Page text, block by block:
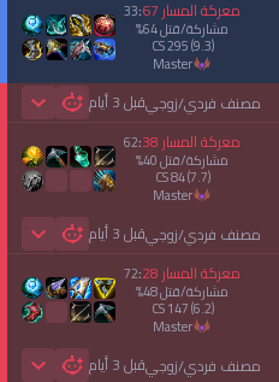
معركة المسار67
:
33
مشاركة/قتل64
%
CS295(9.3)
master
مصنف فردي/زوجيقبل 3 أيام
معركة المسار38
:
62
مشاركة/قتل40
%
CS84(7.7)
master
مصنف فردي/زوجيقبل 3 أيام
معركة المسار28
:
72
مشاركة/قتل48
%
CS147(6.2)
master
مصنف فردي/زوجيقبل 3 أيام